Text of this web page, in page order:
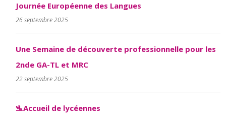
Journée Européenne des Langues
26 septembre 2025
Une Semaine de découverte professionnelle pour les
2nde GA-TL et MRC
22 septembre 2025
🛬Accueil de lycéennes